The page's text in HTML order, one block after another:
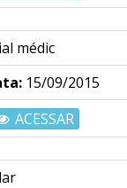
médic
15/09/2015
ACESSAR